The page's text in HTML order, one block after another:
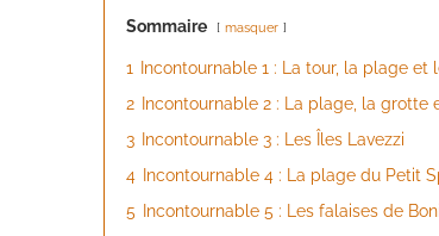
Sommaire masquer
1
Incontournable 1 : La tour, la plage
2
Incontournable 2 : La plage, la
3
Incontournable 3 : Les Îles Lavezzi
4
Incontournable 4 : La plage du Petit
5
Incontournable 5 : Les falaises de